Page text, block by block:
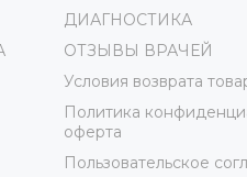
ДИАГНОСТИКА
ОТЗЫВЫ ВРАЧЕЙ
Условия возврата
Политика
оферта
Пользовательское